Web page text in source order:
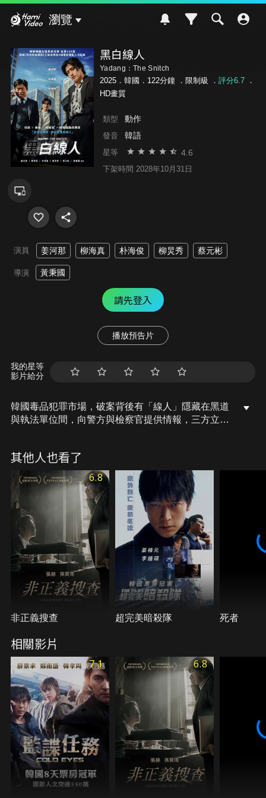
瀏覽
黑白線人
Yadang：The Snitch
2025．韓國．122分鐘 ． 限制級 ． 評分6.7．
HD畫質
類型 動作
發音 韓語
星等 4.6
下架時間 2028年10月31日
演員 姜河那 柳海真 朴海俊 柳炅秀 蔡元彬
導演 黃秉國
請先登入
播放預告片
我的星等
影片給分
韓國毒品犯罪市場，破案背後有「線人」隱藏在黑道
與執法單位間，向警方與檢察官提供情報，三方立場
利益維繫的關係瀕臨破滅，面對突如其來的威脅，老
練的線人必須不只要活著脫身，還得設法翻身取
勝……。
其他人也看了
6.8
非正義搜查 超完美暗殺隊 死者
相關影片
7.1 6.8